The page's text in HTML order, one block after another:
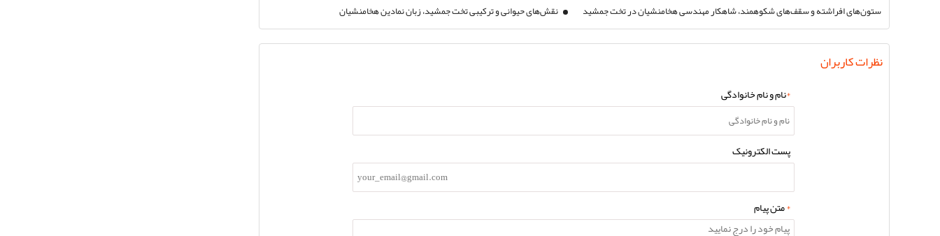
ستون‌های افراشته و سقف‌های شکوهمند، شاهکار مهندسی هخامنشیان در تخت جمشید
نقش‌های حیوانی و ترکیبی تخت جمشید، زبان نمادین هخامنشیان
نظرات کاربران
*نام و نام خانوادگی
پست الکترونیک
*متن پیام